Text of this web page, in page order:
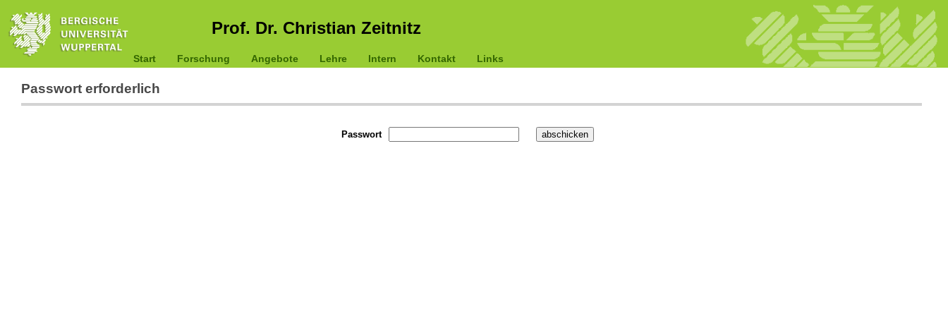
Prof. Dr. Christian Zeitnitz
Start Forschung Angebote Lehre Intern Kontakt Links
Passwort erforderlich
Passwort